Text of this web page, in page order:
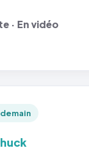
· En vidéo